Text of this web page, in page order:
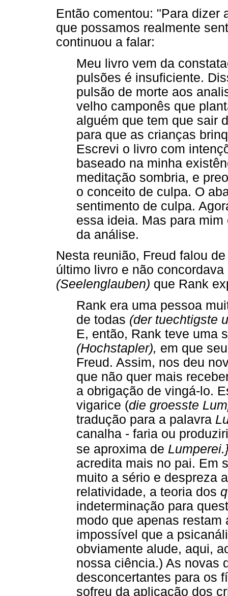
Então comentou: "Para dizer
que possamos realmente
continuou a falar:
Meu livro vem da
pulsões é insuficiente.
pulsão de morte aos
velho camponês que
alguém que tem que sair
para que as crianças
Escrevi o livro com
baseado na minha
meditação sombria, e
o conceito de culpa. O
sentimento de culpa.
essa ideia. Mas para
da análise.
Nesta reunião, Freud falou
último livro e não
(Seelenglauben) que Rank
Rank era uma pessoa
de todas (der tuechtigste
E, então, Rank teve uma
(Hochstapler), em que
Freud. Assim, nos deu
que não quer mais
a obrigação de vingá-lo.
vigarice (die groesste
tradução para a palavra
canalha - faria ou
se aproxima de
acredita mais no pai. Em
muito a sério e despreza
relatividade, a teoria dos
indeterminação para
modo que apenas
impossível que a
obviamente alude, aqui,
nossa ciência.) As novas
desconcertantes para os
sofreu da aplicação dos